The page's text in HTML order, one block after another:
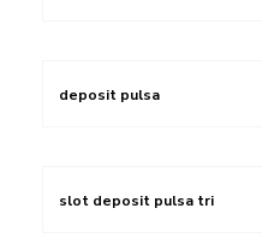
deposit pulsa
slot deposit pulsa tri